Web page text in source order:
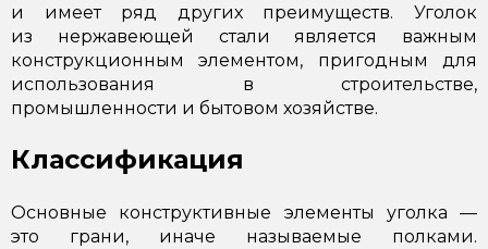
и имеет ряд других преимуществ. Уголок
из нержавеющей стали является важным
конструкционным элементом, пригодным для
использования в строительстве,
промышленности и бытовом хозяйстве.
Классификация
Основные конструктивные элементы уголка —
это грани, иначе называемые полками.